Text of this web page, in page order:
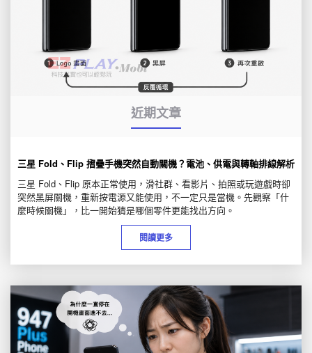
近期文章
三星 Fold、Flip 摺疊手機突然自動關機？電池、供電與轉軸排線解析
三星 Fold、Flip 原本正常使用，滑社群、看影片、拍照或玩遊戲時卻
突然黑屏關機，重新按電源又能使用，不一定只是當機。先觀察「什
麼時候關機」，比一開始猜是哪個零件更能找出方向。
閱讀更多